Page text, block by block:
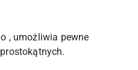
, umożliwia pewne